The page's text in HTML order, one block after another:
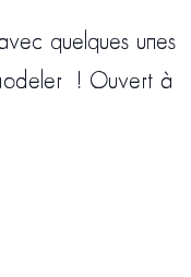
quelques unes
! Ouvert à